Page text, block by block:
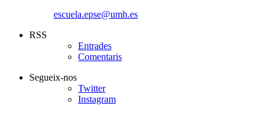
escuela.epse@umh.es
RSS
Entrades
Comentaris
Segueix-nos
Twitter
Instagram